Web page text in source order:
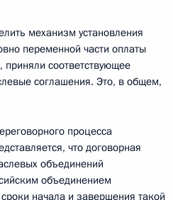
промышленного
судебной системы
Горки
механизм установления
переменной части оплаты
соответствующее
соглашения. Это, в общем,
процесса
что договорная
объединений
объединением
начала и завершения такой